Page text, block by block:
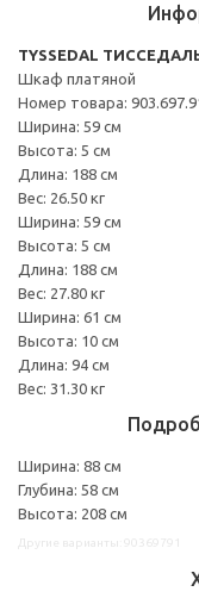
TYSSEDAL
Шкаф платяной
Номер товара:
Ширина: 59 см
Высота: 5 см
Длина: 188 см
Вес: 26.50 кг
Ширина: 59 см
Высота: 5 см
Длина: 188 см
Вес: 27.80 кг
Ширина: 61 см
Высота: 10 см
Длина: 94 см
Вес: 31.30 кг
Ширина: 88 см
Глубина: 58 см
Высота: 208 см